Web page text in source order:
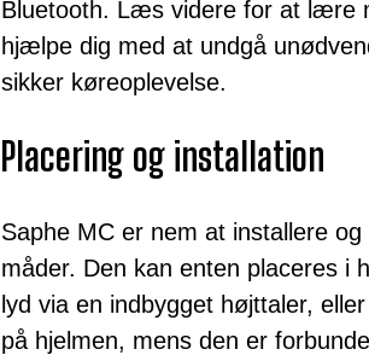
Bluetooth. Læs videre for at lære
hjælpe dig med at undgå
sikker køreoplevelse.
Placering og installation
Saphe MC er nem at installere
måder. Den kan enten placeres i
lyd via en indbygget højttaler,
på hjelmen, mens den er